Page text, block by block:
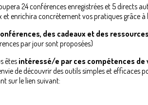
24 conférences enregistrées et 5 directs
et enrichira concrètement vos pratiques grâce
des cadeaux et des
par jour sont proposées)
êtes intéressé/e par ces compétences de
de découvrir des outils simples et efficaces
sur le lien suivant: